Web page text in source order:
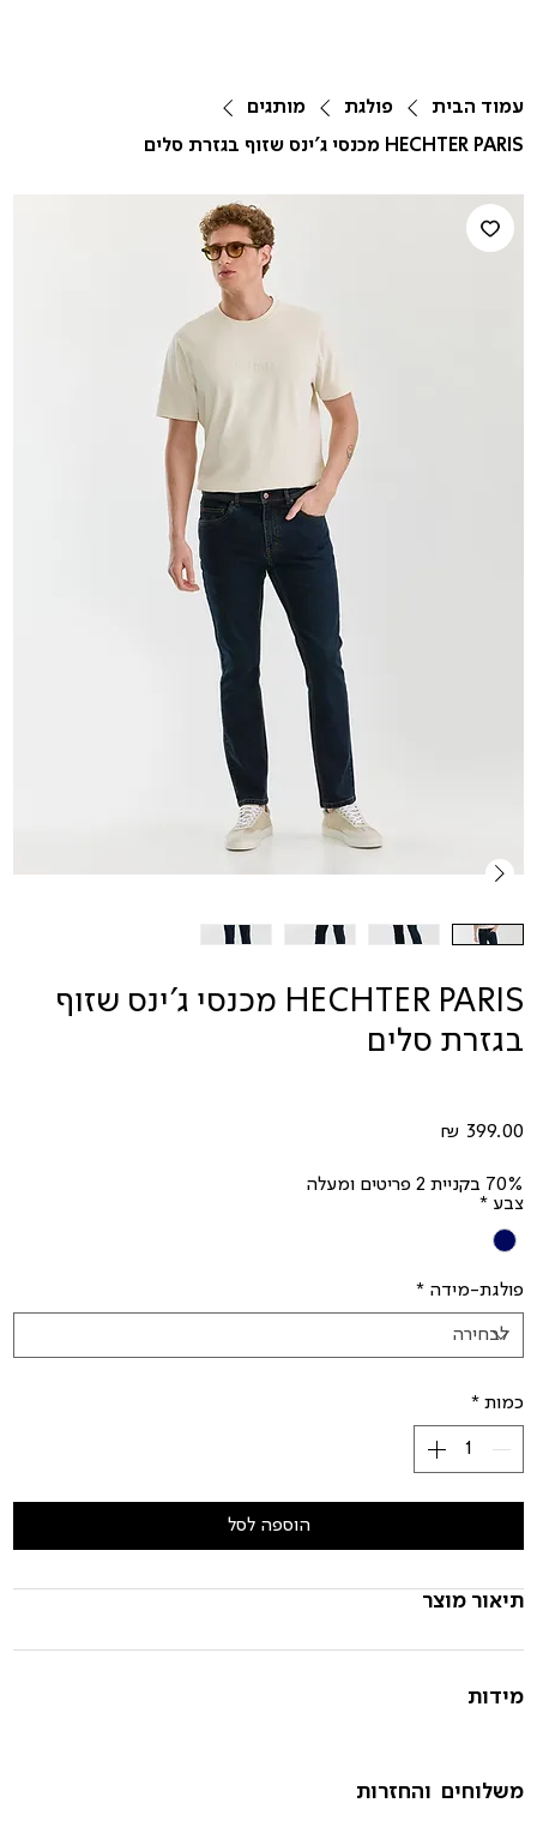
עמוד הבית פולגת
מותגים
HECHTER PARIS מכנסי ג'ינס שזוף בגזרת סלים
HECHTER PARIS מכנסי ג'ינס שזוף
בגזרת סלים
70% בקניית 2 פריטים ומעלה
צבע *
פולגת-מידה *
כמות *
הוספה לסל
תיאור מוצר
מידות
משלוחים והחזרות